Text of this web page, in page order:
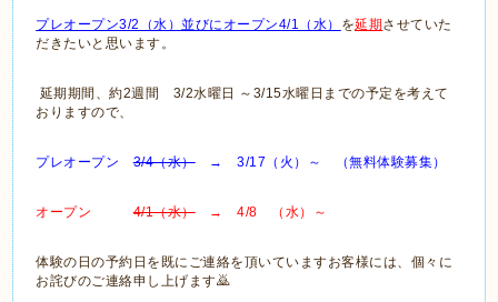
プレオープン3/2（水）並びにオープン4/1（水） を延期させていた
だきたいと思います。
延期期間、約2週間 3/2水曜日 ～3/15水曜日までの予定を考えて
おりますので、
プレオープン3/4（水）→ 3/17（火）～ （無料体験募集）
オープン4/1（水）→ 4/8 （水）～
体験の日の予約日を既にご連絡を頂いていますお客様には、個々に
お詫びのご連絡申し上げます🙇